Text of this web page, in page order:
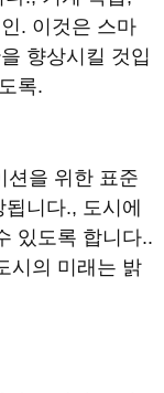
. 이것은 스마
향상시킬 것입
록.
션을 위한 표준
니다., 도시에
있도록 합니다..
시의 미래는 밝